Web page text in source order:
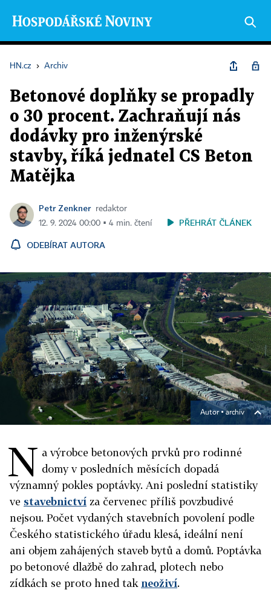
HN.cz › Archiv
Betonové doplňky se propadly
o 30 procent. Zachraňují nás
dodávky pro inženýrské
stavby, říká jednatel CS Beton
Matějka
Petr Zenkner
redaktor
12. 9. 2024 00:00 ▪ 4 min. čtení
PŘEHRÁT ČLÁNEK
ODEBÍRAT AUTORA
Autor ▪archiv
N a výrobce betonových prvků pro rodinné
domy v posledních měsících dopadá
významný pokles poptávky. Ani poslední statistiky
ve stavebnictví za červenec příliš povzbudivé
nejsou. Počet vydaných stavebních povolení podle
Českého statistického úřadu klesá, ideální není
ani objem zahájených staveb bytů a domů. Poptávka
po betonové dlažbě do zahrad, plotech nebo
zídkách se proto hned tak neoživí.